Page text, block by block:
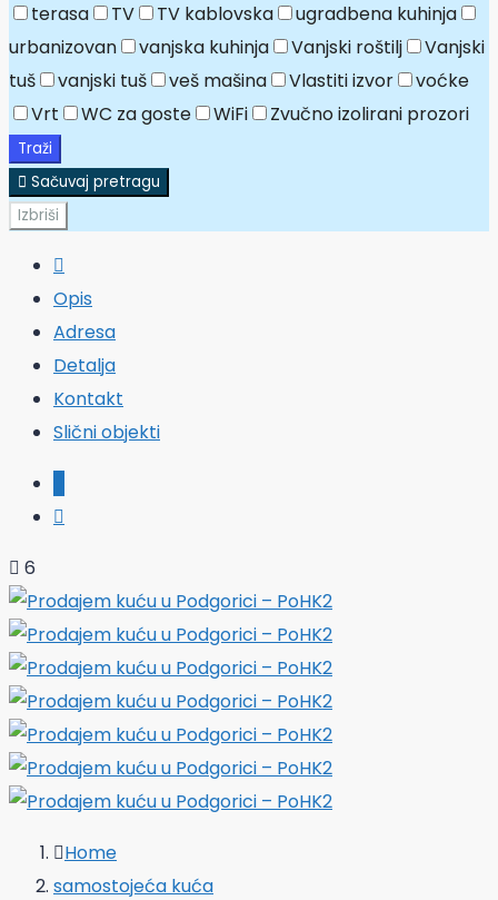
terasa TV TV kablovska
ugradbena kuhinja
urbanizovan
vanjska kuhinja Vanjski roštilj
Vanjski
tuš
vanjski tuš veš mašina Vlastiti izvor
voćke
Vrt
WC za goste WiFi Zvučno izolirani prozori
Traži
Sačuvaj pretragu
Izbriši
Opis
Adresa
Detalja
Kontakt
Slični objekti
6
Home
samostojeća kuća